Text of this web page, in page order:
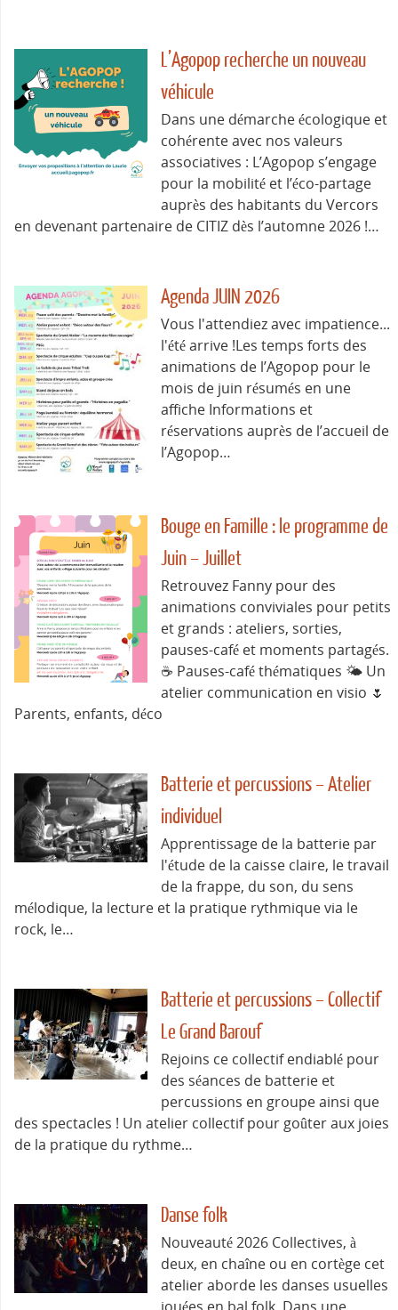
L’Agopop recherche un nouveau
véhicule
Dans une démarche écologique et
cohérente avec nos valeurs
associatives : L’Agopop s’engage
pour la mobilité et l’éco-partage
auprès des habitants du Vercors
en devenant partenaire de CITIZ dès l’automne 2026 !…
Agenda JUIN 2026
Vous l'attendiez avec impatience...
l'été arrive !Les temps forts des
animations de l’Agopop pour le
mois de juin résumés en une
affiche Informations et
réservations auprès de l’accueil de
l’Agopop…
Bouge en Famille : le programme de
Juin – Juillet
Retrouvez Fanny pour des
animations conviviales pour petits
et grands : ateliers, sorties,
pauses-café et moments partagés.
☕ Pauses-café thématiques 🌤️ Un
atelier communication en visio 🌷
Parents, enfants, déco
Batterie et percussions – Atelier
individuel
Apprentissage de la batterie par
l'étude de la caisse claire, le travail
de la frappe, du son, du sens
mélodique, la lecture et la pratique rythmique via le
rock, le…
Batterie et percussions – Collectif
Le Grand Barouf
Rejoins ce collectif endiablé pour
des séances de batterie et
percussions en groupe ainsi que
des spectacles ! Un atelier collectif pour goûter aux joies
de la pratique du rythme…
Danse folk
Nouveauté 2026 Collectives, à
deux, en chaîne ou en cortège cet
atelier aborde les danses usuelles